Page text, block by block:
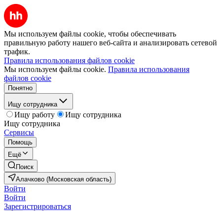
Мы используем файлы cookie, чтобы обеспечивать
правильную работу нашего веб-сайта и анализировать сетевой
трафик.
Правила использования файлов cookie
Мы используем файлы cookie. Правила использования
файлов cookie
Понятно
Ищу сотрудника
Ищу работу
Ищу сотрудника
Ищу сотрудника
Сервисы
Помощь
Ещё
Поиск
Алачково (Московская область)
Войти
Войти
Зарегистрироваться